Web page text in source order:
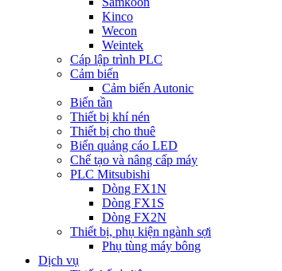
Kinco
Wecon
Weintek
Cáp lập trình PLC
Cảm biến
Cảm biến Autonic
Biến tần
Thiết bị khí nén
Thiết bị cho thuê
Biển quảng cáo LED
Chế tạo và nâng cấp máy
PLC Mitsubishi
Dòng FX1N
Dòng FX1S
Dòng FX2N
Thiết bị, phụ kiện ngành sợi
Phụ tùng máy bông
Dịch vụ